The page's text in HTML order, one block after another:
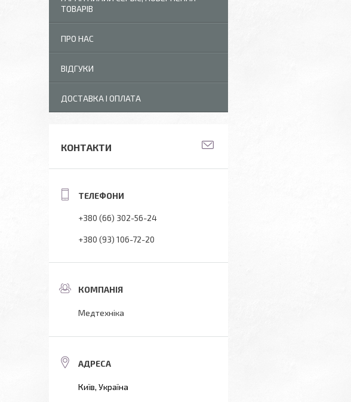
ТОВАРІВ
ПРО НАС
ВІДГУКИ
ДОСТАВКА І ОПЛАТА
КОНТАКТИ
+380 (66) 302-56-24
+380 (93) 106-72-20
Медтехніка
Київ, Україна